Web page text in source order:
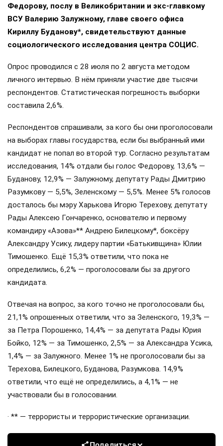
Федорову, послу в Великобритании и экс-главкому
ВСУ Валерию Залужному, главе своего офиса
Кириллу Буданову*, свидетельствуют данные
социологического исследования центра СОЦИС.
Опрос проводился с 28 июля по 2 августа методом
личного интервью. В нём приняли участие две тысячи
респондентов. Статистическая погрешность выборки
составила 2,6%.
Респондентов спрашивали, за кого бы они проголосовали
на выборах главы государства, если бы выбранный ими
кандидат не попал во второй тур. Согласно результатам
исследования, 14% отдали бы голос Федорову, 13,6% —
Буданову, 12,9% — Залужному, депутату Рады Дмитрию
Разумкову — 5,5%, Зеленскому — 5,5%. Менее 5% голосов
досталось бы мэру Харькова Игорю Терехову, депутату
Рады Алексею Гончаренко, основателю и первому
командиру «Азова»** Андрею Билецкому*, боксёру
Александру Усику, лидеру партии «Батькивщина» Юлии
Тимошенко. Ещё 15,3% ответили, что пока не
определились, 6,2% — проголосовали бы за другого
кандидата.
Отвечая на вопрос, за кого точно не проголосовали бы,
21,1% опрошенных ответили, что за Зеленского, 19,3% —
за Петра Порошенко, 14,4% — за депутата Рады Юрия
Бойко, 12% — за Тимошенко, 2,5% — за Александра Усика,
1,4% — за Залужного. Менее 1% не проголосовали бы за
Терехова, Билецкого, Буданова, Разумкова. 14,9%
ответили, что ещё не определились, а 4,1% — не
участвовали бы в голосовании.
· ** — террористы и террористические организации.